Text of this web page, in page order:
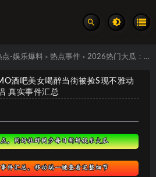
点-娱乐爆料 > 热点事件 > 2026热门大瓜：广州EMO酒吧美女喝醉当街被捡S现不雅动作，店家确定俩人是情侣 真实事件汇总
酒吧美女喝醉当街被捡S现不雅动
真实事件汇总